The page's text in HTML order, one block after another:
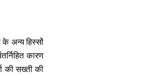
अन्य हिस्सों
कारण
की सख्ती की